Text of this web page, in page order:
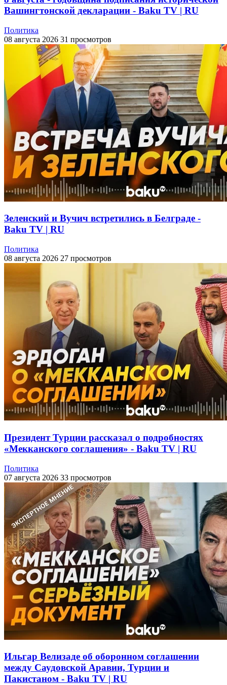
Вашингтонской декларации - Baku TV | RU
Политика
08 августа 2026 31 просмотров
Зеленский и Вучич встретились в Белграде -
Baku TV | RU
Политика
08 августа 2026 27 просмотров
Президент Турции рассказал о подробностях
«Мекканского соглашения» - Baku TV | RU
Политика
07 августа 2026 33 просмотров
Ильгар Велизаде об оборонном соглашении
между Саудовской Аравии, Турции и
Пакистаном - Baku TV | RU